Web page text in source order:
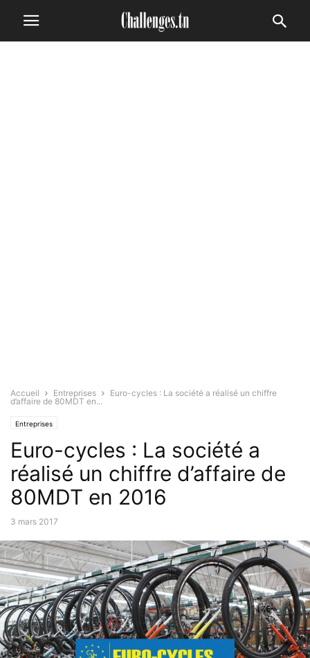
Accueil Entreprises
Euro-cycles : La société a réalisé un chiffre
d’affaire de 80MDT en...
Entreprises
Euro-cycles : La société a
réalisé un chiffre d’affaire de
80MDT en 2016
3 mars 2017